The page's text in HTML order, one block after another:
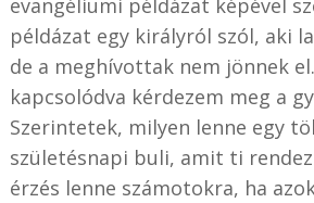
evangéliumi példázat képével
példázat egy királyról szól, aki
de a meghívottak nem jönnek el.
kapcsolódva kérdezem meg a
Szerintetek, milyen lenne egy
születésnapi buli, amit ti
érzés lenne számotokra, ha